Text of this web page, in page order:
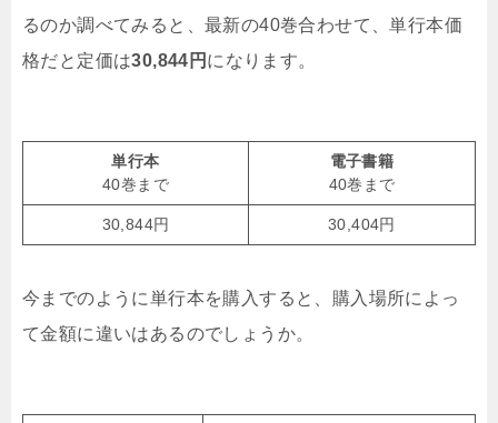
るのか調べてみると、最新の40巻合わせて、単行本価
格だと定価は30,844円 になります。
単行本
40巻まで
電子書籍
40巻まで
30,844円 30,404円
今までのように単行本を購入すると、購入場所によっ
て金額に違いはあるのでしょうか。